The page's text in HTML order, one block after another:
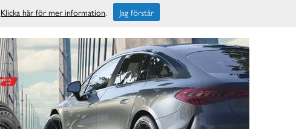
Klicka här för mer information. Jag förstår